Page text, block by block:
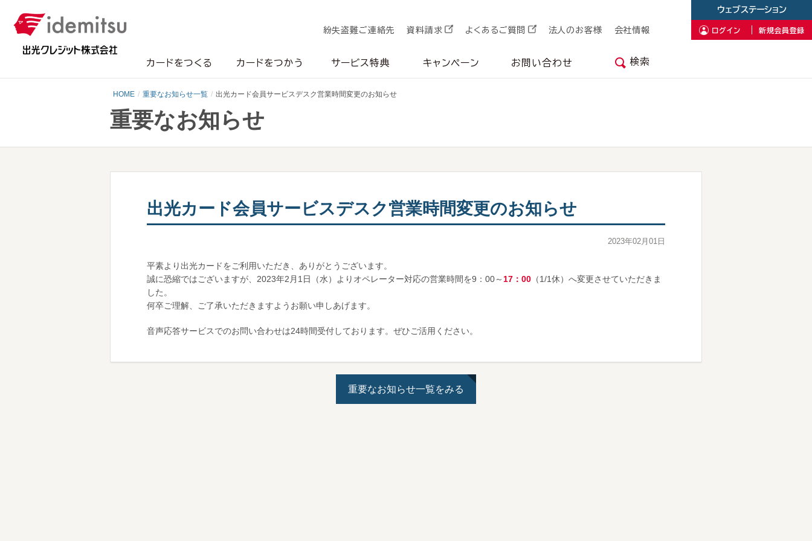
紛失盗難ご連絡先 資料請求 よくあるご質問 法人のお客様 会社情報
カードをつくる カードをつかう サービス特典 キャンペーン お問い合わせ 検索
ウェブステーション
ログイン 新規会員登録
HOME 重要なお知らせ一覧 出光カード会員サービスデスク営業時間変更のお知らせ
重要なお知らせ
出光カード会員サービスデスク営業時間変更のお知らせ
2023年02月01日
平素より出光カードをご利用いただき、ありがとうございます。
誠に恐縮ではございますが、2023年2月1日（水）よりオペレーター対応の営業時間を9：00～ 17：00 （1/1休）へ変更させていただきま
した。
何卒ご理解、ご了承いただきますようお願い申しあげます。
音声応答サービスでのお問い合わせは24時間受付しております。ぜひご活用ください。
重要なお知らせ一覧をみる